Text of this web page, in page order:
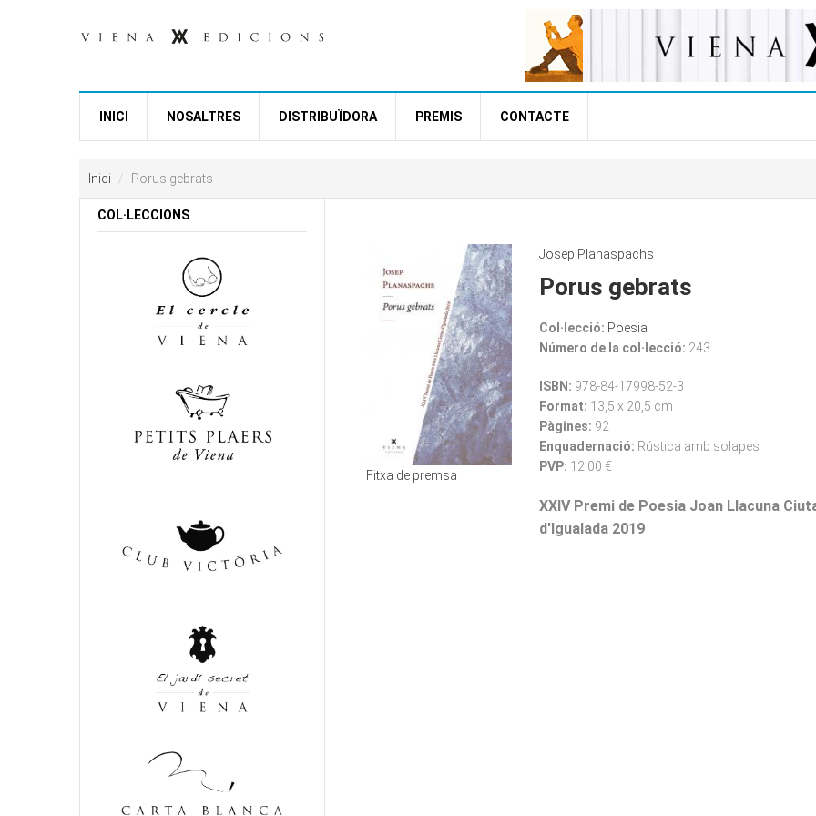
INICI NOSALTRES DISTRIBUÏDORA PREMIS CONTACTE
Inici Porus gebrats
Fitxa de premsa
Josep Planaspachs
Porus gebrats
Col·lecció: Poesia
Número de la col·lecció: 243
ISBN: 978-84-17998-52-3
Format: 13,5 x 20,5 cm
Pàgines: 92
Enquadernació: Rústica amb solapes
PVP: 12.00 €
XXIV Premi de Poesia Joan Llacuna
d'Igualada 2019
COL·LECCIONS